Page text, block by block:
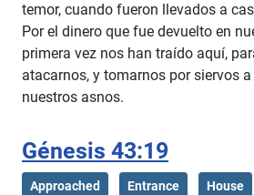
temor, cuando fueron llevados a
Por el dinero que fue devuelto en
primera vez nos han traído aquí,
atacarnos, y tomarnos por siervos
nuestros asnos.
Génesis 43:19
Approached Entrance House